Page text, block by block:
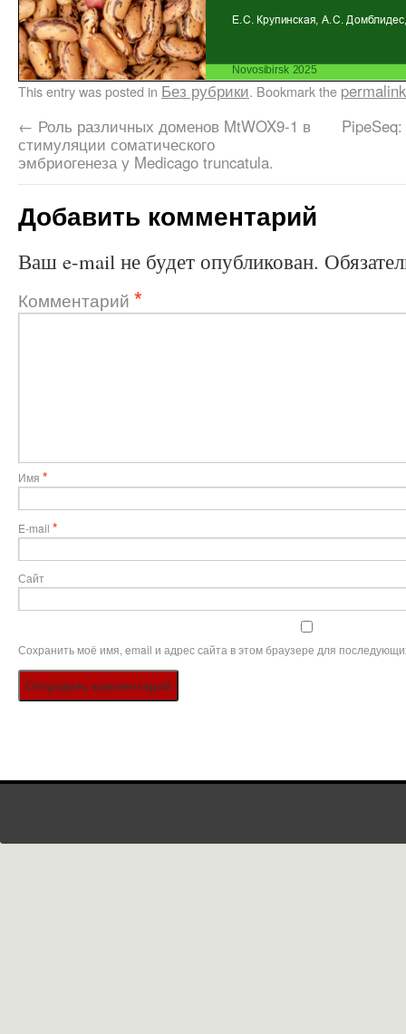
This entry was posted in Без рубрики. Bookmark the permalink
← Роль различных доменов MtWOX9-1 в
стимуляции соматического
эмбриогенеза у Medicago truncatula.
Добавить комментарий
Ваш e-mail не будет опубликован.
Комментарий *
Имя *
E-mail *
Сайт
Сохранить моё имя, email и адрес сайта в этом браузере для